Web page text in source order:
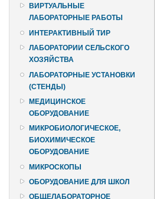
ВИРТУАЛЬНЫЕ
ЛАБОРАТОРНЫЕ РАБОТЫ
ИНТЕРАКТИВНЫЙ ТИР
ЛАБОРАТОРИИ СЕЛЬСКОГО
ХОЗЯЙСТВА
ЛАБОРАТОРНЫЕ УСТАНОВКИ
(СТЕНДЫ)
МЕДИЦИНСКОЕ
ОБОРУДОВАНИЕ
МИКРОБИОЛОГИЧЕСКОЕ,
БИОХИМИЧЕСКОЕ
ОБОРУДОВАНИЕ
МИКРОСКОПЫ
ОБОРУДОВАНИЕ ДЛЯ ШКОЛ
ОБЩЕЛАБОРАТОРНОЕ